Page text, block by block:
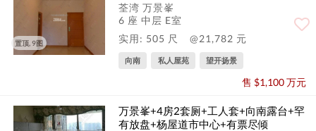
置顶, 9图
荃湾 万景峯
6 座 中层 E室
实用: 505 尺
@21,782 元
向南 私人屋苑 望开扬景
售 $1,100 万元
万景峯+4房2套厕+工人套+向南露台+罕
有放盘+杨屋道市中心+有票尽倾